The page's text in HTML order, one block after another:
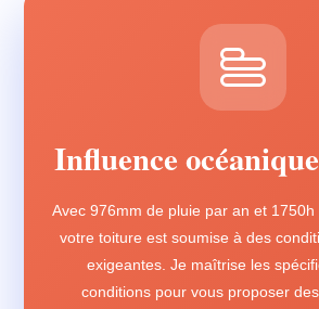
Influence
Avec 976mm de pluie par an et 1750h
votre toiture est soumise à des
exigeantes. Je maîtrise les
conditions pour vous proposer